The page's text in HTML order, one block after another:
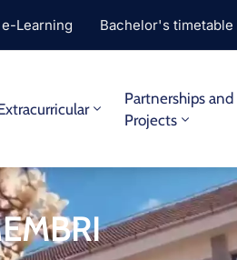
e-Learning Bachelor's timetable
Partnerships and
Projects